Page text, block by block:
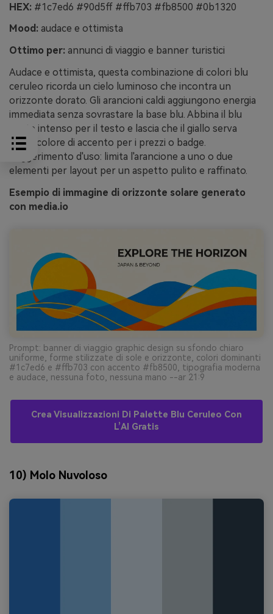
HEX: #1c7ed6 #90d5ff #ffb703 #fb8500 #0b1320
Mood: audace e ottimista
Ottimo per: annunci di viaggio e banner turistici
Audace e ottimista, questa combinazione di colori blu
ceruleo ricorda un cielo luminoso che incontra un
orizzonte dorato. Gli arancioni caldi aggiungono energia
immediata senza sovrastare la base blu. Abbina il blu
notte intenso per il testo e lascia che il giallo serva
come colore di accento per i prezzi o badge.
Suggerimento d'uso: limita l'arancione a uno o due
elementi per layout per un aspetto pulito e raffinato.
Esempio di immagine di orizzonte solare generato
con media.io
Prompt: banner di viaggio graphic design su sfondo chiaro
uniforme, forme stilizzate di sole e orizzonte, colori dominanti
#1c7ed6 e #ffb703 con accento #fb8500, tipografia moderna
e audace, nessuna foto, nessuna mano --ar 21:9
Crea Visualizzazioni Di Palette Blu Ceruleo Con
L’AI Gratis
10) Molo Nuvoloso